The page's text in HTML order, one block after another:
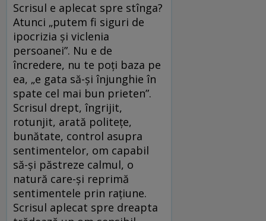
Scrisul e aplecat spre stînga?
Atunci „putem fi siguri de
ipocrizia și viclenia
persoanei”. Nu e de
încredere, nu te poți baza pe
ea, „e gata să-și înjunghie în
spate cel mai bun prieten”.
Scrisul drept, îngrijit,
rotunjit, arată politețe,
bunătate, control asupra
sentimentelor, om capabil
să-și păstreze calmul, o
natură care-și reprimă
sentimentele prin rațiune.
Scrisul aplecat spre dreapta